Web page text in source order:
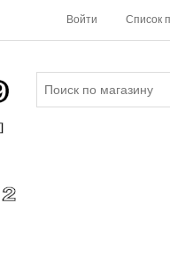
Войти Список